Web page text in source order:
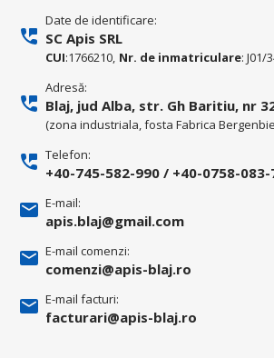
Date de identificare:
SC Apis SRL
CUI:1766210, Nr. de inmatriculare: J01/
Adresă:
Blaj, jud Alba, str. Gh Baritiu, nr
(zona industriala, fosta Fabrica
Telefon:
+40-745-582-990 / +40-0758-083-
E-mail:
apis.blaj@gmail.com
E-mail comenzi:
comenzi@apis-blaj.ro
E-mail facturi:
facturari@apis-blaj.ro